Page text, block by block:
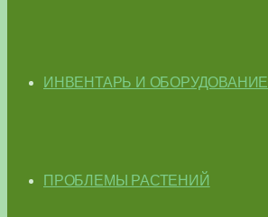
ИНВЕНТАРЬ И ОБОРУДОВАНИЕ
ПРОБЛЕМЫ РАСТЕНИЙ